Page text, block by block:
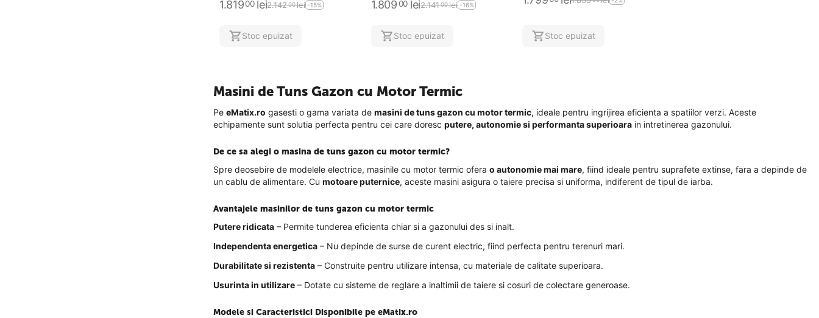
Masini de Tuns Gazon cu Motor Termic
Pe eMatix.ro gasesti o gama variata de masini de tuns gazon cu motor termic, ideale pentru ingrijirea eficienta a spatiilor verzi. Aceste
echipamente sunt solutia perfecta pentru cei care doresc putere, autonomie si performanta superioara in intretinerea gazonului.
De ce sa alegi o masina de tuns gazon cu motor termic?
Spre deosebire de modelele electrice, masinile cu motor termic ofera o autonomie mai mare, fiind ideale pentru suprafete extinse, fara a depinde de
un cablu de alimentare. Cu motoare puternice, aceste masini asigura o taiere precisa si uniforma, indiferent de tipul de iarba.
Avantajele masinilor de tuns gazon cu motor termic
Putere ridicata – Permite tunderea eficienta chiar si a gazonului des si inalt.
Independenta energetica – Nu depinde de surse de curent electric, fiind perfecta pentru terenuri mari.
Durabilitate si rezistenta – Construite pentru utilizare intensa, cu materiale de calitate superioara.
Usurinta in utilizare – Dotate cu sisteme de reglare a inaltimii de taiere si cosuri de colectare generoase.
Modele si Caracteristici Disponibile pe eMatix.ro
1.81900 lei2.14200lei -15%
Stoc epuizat
1.80900 lei2.14100lei -16%
Stoc epuizat Stoc epuizat